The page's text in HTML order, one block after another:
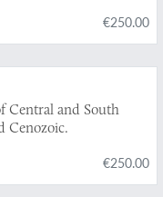
€250.00
Central and South
Cenozoic.
€250.00